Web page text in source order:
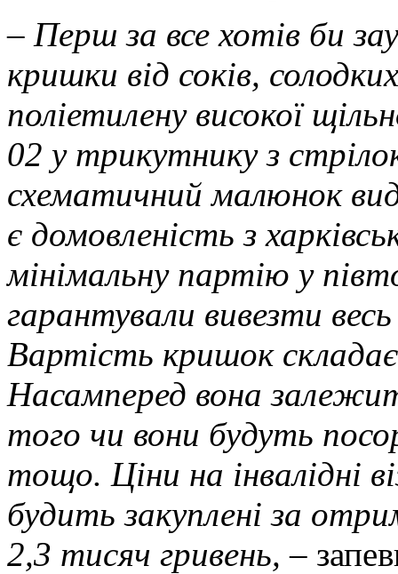
– Перш за все хотів би
кришки від соків,
поліетилену високої
02 у трикутнику з
схематичний малюнок
є домовленість з
мінімальну партію у
гарантували вивезти
Вартість кришок складає
Насамперед вона
того чи вони будуть
тощо. Ціни на інвалідні
будить закуплені за
2,3 тисяч гривень, –